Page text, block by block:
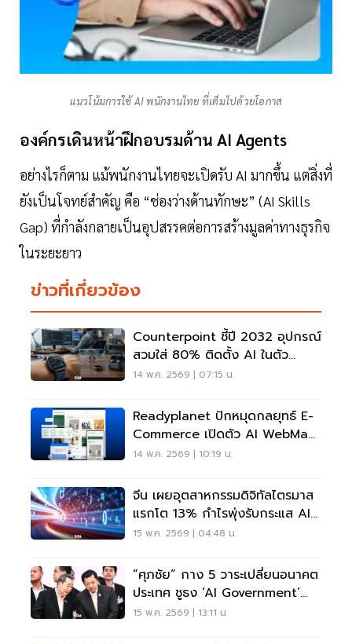
แนวโน้มการใช้ AI พนักงานไทย ที่เต็มไปด้วยโอกาส
องค์กรเดินหน้าฝึกอบรมด้าน AI Agents
อย่างไรก็ตาม แม้พนักงานไทยจะเปิดรับ AI มากขึ้น แต่สิ่งที่
ยังเป็นโจทย์สำคัญ คือ “ช่องว่างด้านทักษะ” (AI Skills
Gap) ที่กำลังกลายเป็นอุปสรรคต่อการสร้างมูลค่าทางธุรกิจ
ในระยะยาว
ข่าวที่เกี่ยวข้อง
Counterpoint ชี้ปี 2032 อุปกรณ์
สวมใส่ 80% ติดตั้ง AI ในตัว
แหวนอัจฉริยะโตแรงสุด
14 พ.ค. 2569 | 07:15 น.
Readyplanet ปักหมุดกลยุทธ์ E-
Commerce เปิดตัว AI WebMax
รับคลื่น AI
14 พ.ค. 2569 | 10:19 น.
จีน เผยอุตสาหกรรมดิจิทัลไตรมาส
แรกโต 13% กำไรพุ่งรับกระแส AI-
5G
15 พ.ค. 2569 | 04:48 น.
“ศุภชัย” กาง 5 วาระเปลี่ยนอนาคต
ประเทศ ชูธง ‘AI Government’
แห่งแรกของโลก
15 พ.ค. 2569 | 13:11 น.